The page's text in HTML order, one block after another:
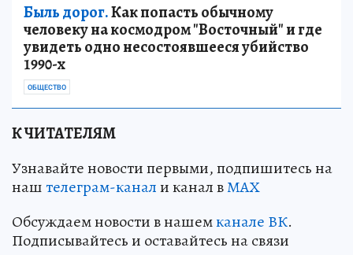
Быль дорог.Как попасть обычному
человеку на космодром "Восточный" и где
увидеть одно несостоявшееся убийство
1990-х
ОБЩЕСТВО
К ЧИТАТЕЛЯМ
Узнавайте новости первыми, подпишитесь на
наштелеграм-канали канал вМАХ
Обсуждаем новости в нашемканале ВК.
Подписывайтесь и оставайтесь на связи